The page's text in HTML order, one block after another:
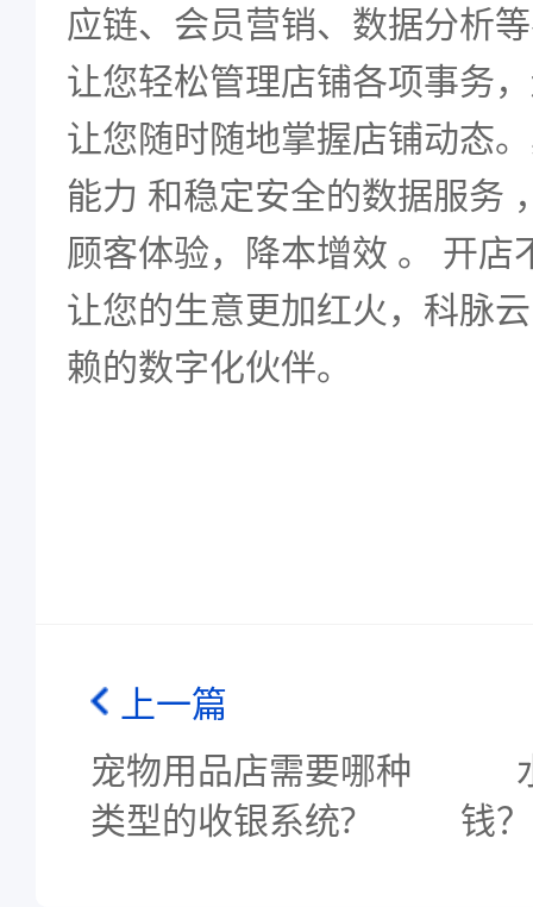
应链、会员营销、数据分析
让您轻松管理店铺各项事务
让您随时随地掌握店铺动态
能力 和稳定安全的数据服务
顾客体验，降本增效 。 开店
让您的生意更加红火，科脉
赖的数字化伙伴。
上一篇
宠物用品店需要哪种
类型的收银系统?
钱